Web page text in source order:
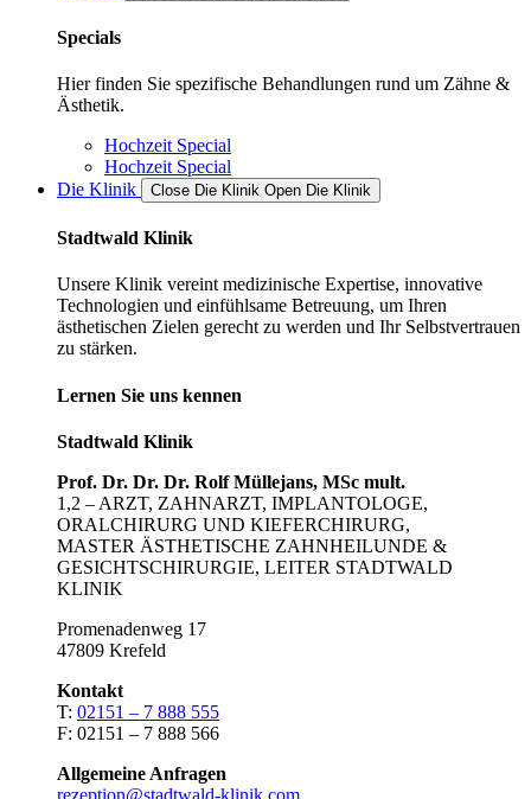
Specials
Hier finden Sie spezifische Behandlungen rund um Zähne &
Ästhetik.
Hochzeit Special
Hochzeit Special
Die Klinik
Close Die Klinik Open Die Klinik
Stadtwald Klinik
Unsere Klinik vereint medizinische Expertise, innovative
Technologien und einfühlsame Betreuung, um Ihren
ästhetischen Zielen gerecht zu werden und Ihr Selbstvertrauen
zu stärken.
Lernen Sie uns kennen
Stadtwald Klinik
Prof. Dr. Dr. Dr. Rolf Müllejans, MSc mult.
1,2 – ARZT, ZAHNARZT, IMPLANTOLOGE,
ORALCHIRURG UND KIEFERCHIRURG,
MASTER ÄSTHETISCHE ZAHNHEILUNDE &
GESICHTSCHIRURGIE, LEITER STADTWALD
KLINIK
Promenadenweg 17
47809 Krefeld
Kontakt
T: 02151 – 7 888 555
F: 02151 – 7 888 566
Allgemeine Anfragen
rezeption@stadtwald-klinik.com